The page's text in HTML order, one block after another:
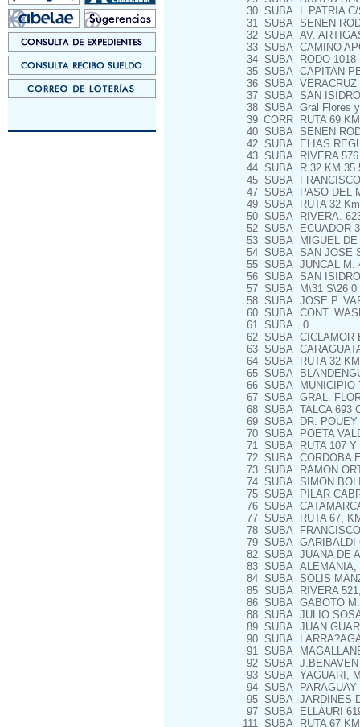
30 SUBA L.PATRIA
31 SUBA SENEN
32 SUBA AV.
33 SUBA CAMINO
34 SUBA RODO
35 SUBA CAPITAN
36 SUBA
37 SUBA SAN
38 SUBA Gral Flores
39 CORR RUTA 69
40 SUBA SENEN
42 SUBA ELIAS
43 SUBA RIVERA 576
44 SUBA
45 SUBA
47 SUBA PASO DEL
49 SUBA RUTA 32
50 SUBA RIVERA.
52 SUBA ECUADOR
53 SUBA MIGUEL
54 SUBA SAN JOSE
55 SUBA JUNCAL M.
56 SUBA SAN
57 SUBA M\31 S\26 0
58 SUBA JOSE P.
60 SUBA CONT.
61 SUBA 0
62 SUBA CICLAMOR
63 SUBA
64 SUBA RUTA 32
65 SUBA
66 SUBA MUNICIPIO
67 SUBA GRAL.
68 SUBA TALCA 693
69 SUBA DR.
70 SUBA POETA
71 SUBA RUTA 107 Y
72 SUBA CORDOBA
73 SUBA RAMON
74 SUBA SIMON
75 SUBA PILAR
76 SUBA
77 SUBA RUTA 67,
78 SUBA
79 SUBA GARIBALDI
82 SUBA JUANA DE
83 SUBA ALEMANIA,
84 SUBA SOLIS
85 SUBA RIVERA
86 SUBA GABOTO
88 SUBA JULIO
89 SUBA JUAN
90 SUBA
91 SUBA
92 SUBA
93 SUBA YAGUARI,
94 SUBA
95 SUBA JARDINES
97 SUBA ELLAURI
111 SUBA RUTA 67